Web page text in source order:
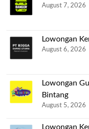
August 7, 2026
Lowongan
August 6, 2026
Lowongan
Bintang
August 5, 2026
Lowongan